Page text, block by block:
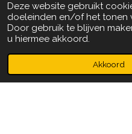
Deze website gebruikt
doeleinden en/of het tonen
Door gebruik te blijven
u hiermee akkoord.
Akkoord
© 2022 - 2025 Stichting SOS
KvK nr: 93877471 Rabobank